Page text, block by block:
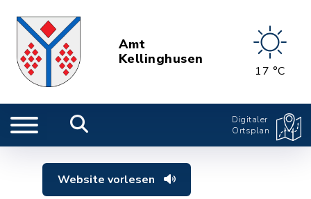
Amt
Kellinghusen
17 °C
Digitaler
Ortsplan
Website vorlesen